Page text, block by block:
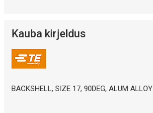
Kauba kirjeldus
BACKSHELL, SIZE 17, 90DEG, ALUM ALLOY